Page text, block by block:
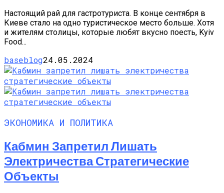
Настоящий рай для гастротуриста. В конце сентября в
Киеве стало на одно туристическое место больше. Хотя
и жителям столицы, которые любят вкусно поесть, Kyiv
Food...
baseblog24.05.2024
ЭКОНОМИКА И ПОЛИТИКА
Кабмин Запретил Лишать
Электричества Стратегические
Объекты